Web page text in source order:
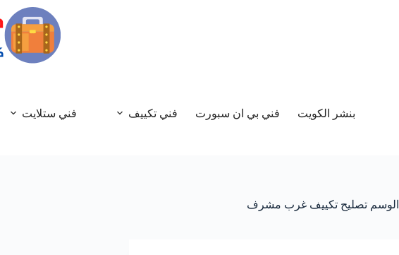
بنشر الكويت فني بي ان سبورت فني تكييف فني ستلايت
الوسم تصليح تكييف غرب مشرف